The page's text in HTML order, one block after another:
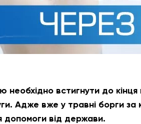
встигнути до кінця
Адже вже у травні борги за
допомоги від держави.